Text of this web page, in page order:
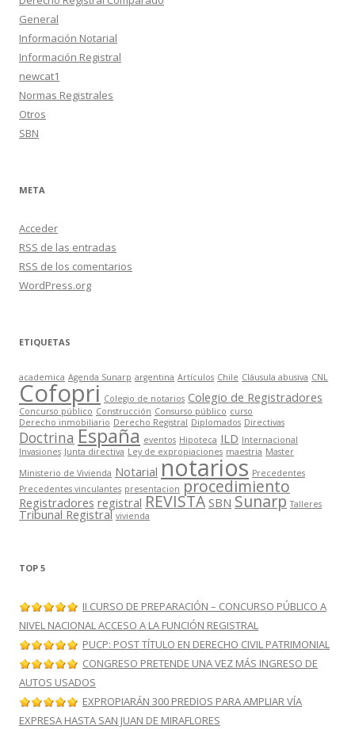
General
Información Notarial
Información Registral
newcat1
Normas Registrales
Otros
SBN
META
Acceder
RSS de las entradas
RSS de los comentarios
WordPress.org
ETIQUETAS
academica Agenda Sunarp argentina Artículos Chile Cláusula abusiva CNL
Cofopri Colegio de notarios Colegio de Registradores
Concurso público Construcción Consurso público curso
Derecho inmobiliario Derecho Registral Diplomados Directivas
Doctrina España eventos Hipoteca ILD Internacional
Invasiones Junta directiva Ley de expropiaciones maestria Master
Ministerio de Vivienda Notarial notarios Precedentes
Precedentes vinculantes presentacion procedimiento
Registradores registral REVISTA SBN Sunarp Talleres
Tribunal Registral vivienda
TOP 5
II CURSO DE PREPARACIÓN – CONCURSO PÚBLICO A
NIVEL NACIONAL ACCESO A LA FUNCIÓN REGISTRAL
PUCP: POST TÍTULO EN DERECHO CIVIL PATRIMONIAL
CONGRESO PRETENDE UNA VEZ MÁS INGRESO DE
AUTOS USADOS
EXPROPIARÁN 300 PREDIOS PARA AMPLIAR VÍA
EXPRESA HASTA SAN JUAN DE MIRAFLORES